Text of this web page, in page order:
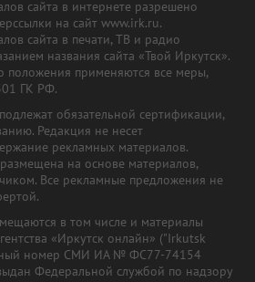
сайта в интернете разрешено
на сайт www.irk.ru.
сайта в печати, ТВ и радио
названия сайта «Твой Иркутск».
положения применяются все меры,
ГК РФ.
обязательной сертификации,
Редакция не несет
рекламных материалов.
на основе материалов,
Все рекламные предложения не
в том числе и материалы
«Иркутск онлайн» ("Irkutsk
номер СМИ ИА № ФС77-74154
Федеральной службой по надзору